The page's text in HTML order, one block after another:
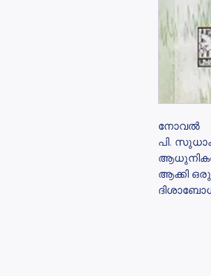
നോവൽ
പി.
ആക്കി ഒരു